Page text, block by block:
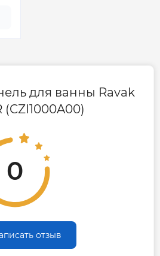
для ванны Ravak
(CZI1000A00)
0
отзыв